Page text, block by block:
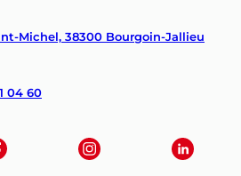
Michel, 38300 Bourgoin-Jallieu
04 60